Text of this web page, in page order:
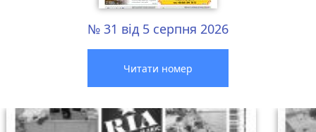
№ 31 від 5 серпня 2026
Читати номер